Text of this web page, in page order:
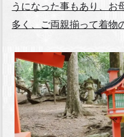
うになった事もあり、お
多く、ご両親揃って着物